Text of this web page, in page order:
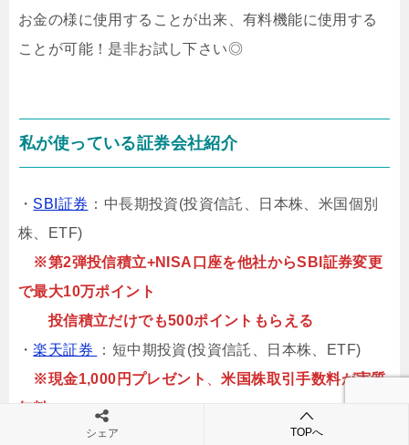
お金の様に使用することが出来、有料機能に使用する
ことが可能！是非お試し下さい◎
私が使っている証券会社紹介
・ SBI証券 ：中長期投資(投資信託、日本株、米国個別
株、ETF)
※第2弾投信積立+NISA口座を他社からSBI証券変更
で最大10万ポイント
投信積立だけでも500ポイントもらえる
・楽天証券
：短中期投資(投資信託、日本株、ETF)
※現金1,000円プレゼント
、米国株取引手数料が実質
無料
マネックス証券
シェア TOPへ